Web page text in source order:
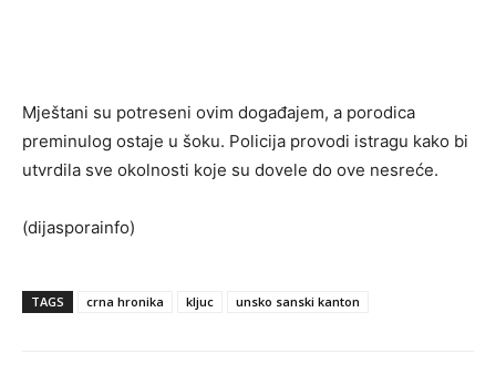
Mještani su potreseni ovim događajem, a porodica
preminulog ostaje u šoku. Policija provodi istragu kako bi
utvrdila sve okolnosti koje su dovele do ove nesreće.
(dijasporainfo)
TAGS crna hronika kljuc unsko sanski kanton